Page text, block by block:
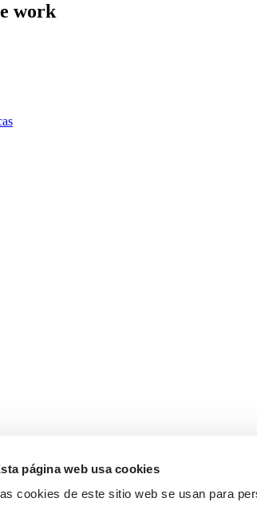
página web usa cookies
cookies de este sitio web se usan para
work